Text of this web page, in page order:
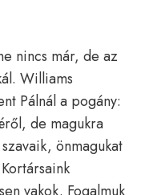
nincs már, de az
Williams
Pálnál a pogány:
de magukra
önmagukat